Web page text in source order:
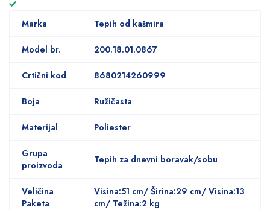
Marka Tepih od kašmira
Model br. 200.18.01.0867
Crtični kod 8680214260999
Boja Ružičasta
Materijal Poliester
Grupa
proizvoda
Tepih za dnevni boravak/sobu
Veličina
Paketa
Visina:51 cm/ Širina:29 ​​cm/ Visina:13
cm/ Težina:2 kg